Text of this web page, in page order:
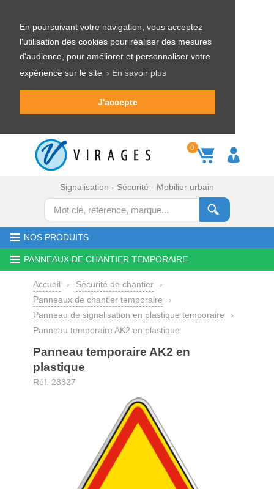
En poursuivant votre navigation, vous acceptez
l'utilisation des cookies pour réaliser des mesures
d'audience, pour améliorer et personnaliser votre
expérience sur le site › En savoir plus
J'accepte
0
Signalisation - Sécurité - Mobilier urbain
NOS PRODUITS
PANNEAUX DE CHANTIER TEMPORAIRE
Accueil › Sécurité de chantier
›
Panneaux de chantier temporaire
›
Panneau de signalisation en plastique temporaire
›
Panneau temporaire AK2 en plastique
Panneau temporaire AK2 en
plastique
Réf. 23327